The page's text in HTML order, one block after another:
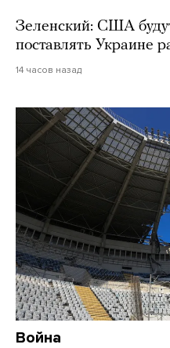
Зеленский: США
поставлять Украине
14 часов назад
Война